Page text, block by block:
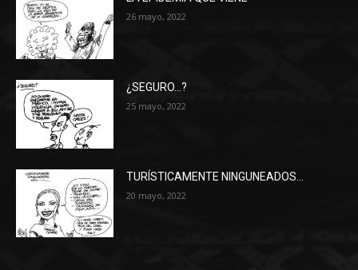
26 mayo, 2022
¿SEGURO…?
25 mayo, 2022
TURÍSTICAMENTE NINGUNEADOS…
20 mayo, 2022